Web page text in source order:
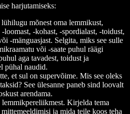
harjutamiseks:
mõnest oma lemmikust,
-kohast, -spordialast, -toidust,
-mänguasjast. Selgita, miks see sulle
või -saate puhul räägi
aga tavadest, toidust ja
pühal naudid.
et sul on supervõime. Mis see oleks
See ülesanne paneb sind loovalt
arendama.
Kirjelda tema
ja mida teile koos teha